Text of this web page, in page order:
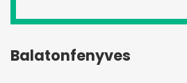
Balatonfenyves